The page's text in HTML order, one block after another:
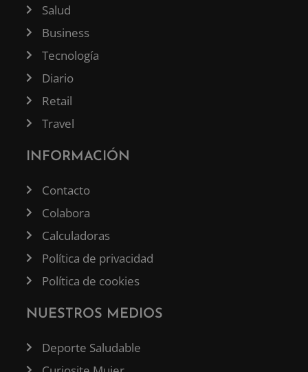
Salud
Business
Tecnología
Diario
Retail
Travel
INFORMACIÓN
Contacto
Colabora
Calculadoras
Política de privacidad
Política de cookies
NUESTROS MEDIOS
Deporte Saludable